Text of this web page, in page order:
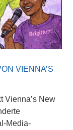
VIENNA’S
Vienna’s New
Media-